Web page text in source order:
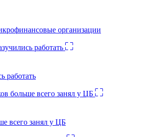
организации
работать
всего занял у ЦБ